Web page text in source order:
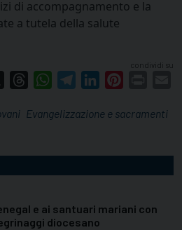
di accompagnamento e la
a tutela della salute
condividi su
ThreadsWhatsAppTelegramLinkedIn
Evangelizzazione e sacramenti
e ai santuari mariani con
diocesano